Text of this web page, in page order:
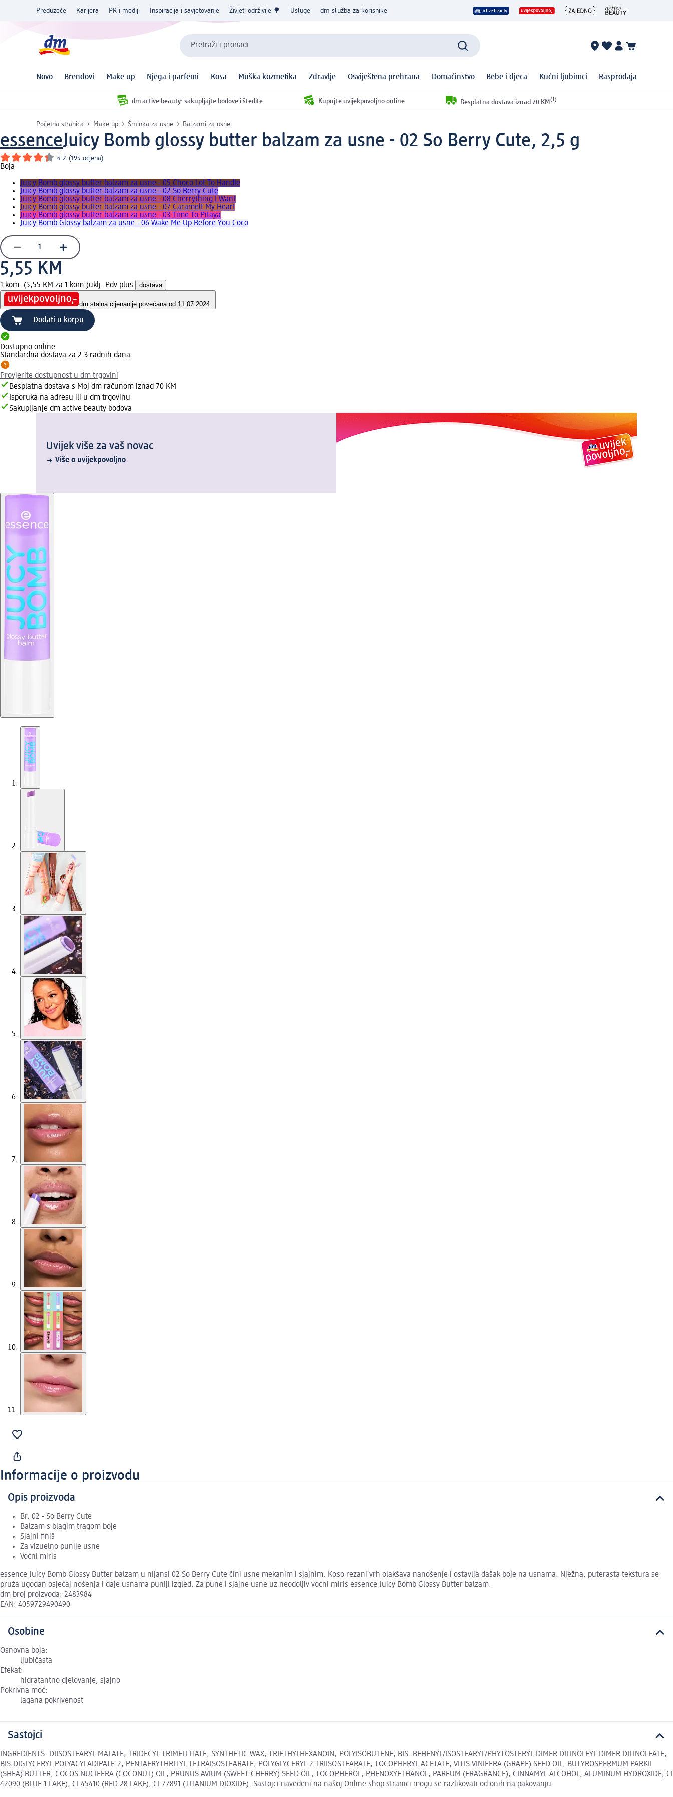
Preduzeće Karijera PR i mediji Inspiracija i savjetovanje Živjeti održivije 🌳 Usluge dm služba za korisnike
Pretraži i pronađi
Novo Brendovi Make up Njega i parfemi Kosa Muška kozmetika Zdravlje Osviještena prehrana Domaćinstvo Bebe i djeca Kućni ljubimci Rasprodaja
dm active beauty: sakupljajte bodove i štedite Kupujte uvijekpovoljno online Besplatna dostava iznad 70 KM (1)
Početna stranica Make up Šminka za usne Balzami za usne
essenceJuicy Bomb glossy butter balzam za usne - 02 So Berry Cute, 2,5 g
4.2 (195 ocjena)
Boja
Juicy Bomb glossy butter balzam za usne - 05 Choco Lot To Handle
Juicy Bomb glossy butter balzam za usne - 02 So Berry Cute
Juicy Bomb glossy butter balzam za usne - 08 Cherrything I Want
Juicy Bomb glossy butter balzam za usne - 07 Caramelt My Heart
Juicy Bomb glossy butter balzam za usne - 03 Time To Pitaya
Juicy Bomb Glossy balzam za usne - 06 Wake Me Up Before You Coco
5,55 KM
1 kom. (5,55 KM za 1 kom.)uklj. Pdv plus dostava
dm stalna cijenanije povećana od 11.07.2024.
Dodati u korpu
Dostupno online
Standardna dostava za 2-3 radnih dana
Provjerite dostupnost u dm trgovini
Besplatna dostava s Moj dm računom iznad 70 KM
Isporuka na adresu ili u dm trgovinu
Sakupljanje dm active beauty bodova
Uvijek više za vaš novac
Više o uvijekpovoljno
Informacije o proizvodu
Opis proizvoda
Br. 02 - So Berry Cute
Balzam s blagim tragom boje
Sjajni finiš
Za vizuelno punije usne
Voćni miris
essence Juicy Bomb Glossy Butter balzam u nijansi 02 So Berry Cute čini usne mekanim i sjajnim. Koso rezani vrh olakšava nanošenje i ostavlja dašak boje na usnama. Nježna, puterasta tekstura se
pruža ugodan osjećaj nošenja i daje usnama puniji izgled. Za pune i sjajne usne uz neodoljiv voćni miris essence Juicy Bomb Glossy Butter balzam.
dm broj proizvoda: 2483984
EAN: 4059729490490
Osobine
Osnovna boja:
ljubičasta
Efekat:
hidratantno djelovanje, sjajno
Pokrivna moć:
lagana pokrivenost
Sastojci
INGREDIENTS: DIISOSTEARYL MALATE, TRIDECYL TRIMELLITATE, SYNTHETIC WAX, TRIETHYLHEXANOIN, POLYISOBUTENE, BIS- BEHENYL/ISOSTEARYL/PHYTOSTERYL DIMER DILINOLEYL DIMER DILINOLEATE,
BIS-DIGLYCERYL POLYACYLADIPATE-2, PENTAERYTHRITYL TETRAISOSTEARATE, POLYGLYCERYL-2 TRIISOSTEARATE, TOCOPHERYL ACETATE, VITIS VINIFERA (GRAPE) SEED OIL, BUTYROSPERMUM PARKII
(SHEA) BUTTER, COCOS NUCIFERA (COCONUT) OIL, PRUNUS AVIUM (SWEET CHERRY) SEED OIL, TOCOPHEROL, PHENOXYETHANOL, PARFUM (FRAGRANCE), CINNAMYL ALCOHOL, ALUMINUM HYDROXIDE, CI
42090 (BLUE 1 LAKE), CI 45410 (RED 28 LAKE), CI 77891 (TITANIUM DIOXIDE). Sastojci navedeni na našoj Online shop stranici mogu se razlikovati od onih na pakovanju.